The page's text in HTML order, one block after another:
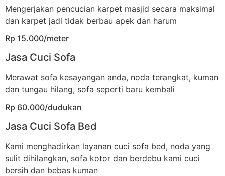
Mengerjakan pencucian karpet masjid secara maksimal
dan karpet jadi tidak berbau apek dan harum
Rp 15.000/meter
Jasa Cuci Sofa
Merawat sofa kesayangan anda, noda terangkat, kuman
dan tungau hilang, sofa seperti baru kembali
Rp 60.000/dudukan
Jasa Cuci Sofa Bed
Kami menghadirkan layanan cuci sofa bed, noda yang
sulit dihilangkan, sofa kotor dan berdebu kami cuci
bersih dan bebas kuman